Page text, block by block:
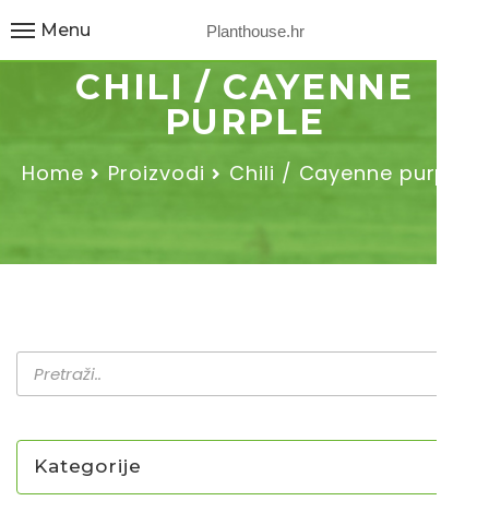
Planthouse.hr
Menu
CHILI / CAYENNE
PURPLE
Home Proizvodi Chili / Cayenne purple
Kategorije